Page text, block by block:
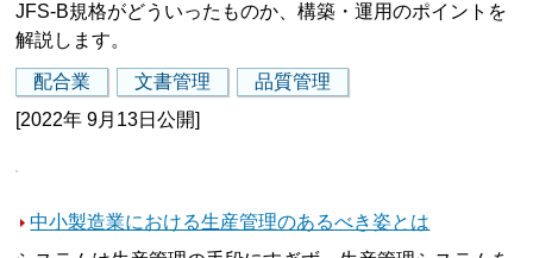
JFS-B規格がどういったものか、構築・運用のポイントを
解説します。
配合業 文書管理
品質管理
[2022年 9月13日公開]
中小製造業における生産管理のあるべき姿とは